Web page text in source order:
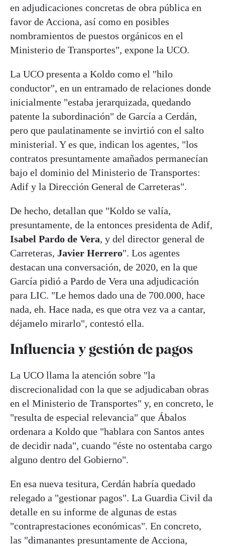
en adjudicaciones concretas de obra pública en
favor de Acciona, así como en posibles
nombramientos de puestos orgánicos en el
Ministerio de Transportes", expone la UCO.
La UCO presenta a Koldo como el "hilo
conductor", en un entramado de relaciones donde
inicialmente "estaba jerarquizada, quedando
patente la subordinación" de García a Cerdán,
pero que paulatinamente se invirtió con el salto
ministerial. Y es que, indican los agentes, "los
contratos presuntamente amañados permanecían
bajo el dominio del Ministerio de Transportes:
Adif y la Dirección General de Carreteras".
De hecho, detallan que "Koldo se valía,
presuntamente, de la entonces presidenta de Adif,
Isabel Pardo de Vera, y del director general de
Carreteras, Javier Herrero". Los agentes
destacan una conversación, de 2020, en la que
García pidió a Pardo de Vera una adjudicación
para LIC. "Le hemos dado una de 700.000, hace
nada, eh. Hace nada, es que otra vez va a cantar,
déjamelo mirarlo", contestó ella.
Influencia y gestión de pagos
La UCO llama la atención sobre "la
discrecionalidad con la que se adjudicaban obras
en el Ministerio de Transportes" y, en concreto, le
"resulta de especial relevancia" que Ábalos
ordenara a Koldo que "hablara con Santos antes
de decidir nada", cuando "éste no ostentaba cargo
alguno dentro del Gobierno".
En esa nueva tesitura, Cerdán habría quedado
relegado a "gestionar pagos". La Guardia Civil da
detalle en su informe de algunas de estas
"contraprestaciones económicas". En concreto,
las "dimanantes presuntamente de Acciona,